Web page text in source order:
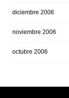
diciembre 2006
noviembre 2006
octubre 2006